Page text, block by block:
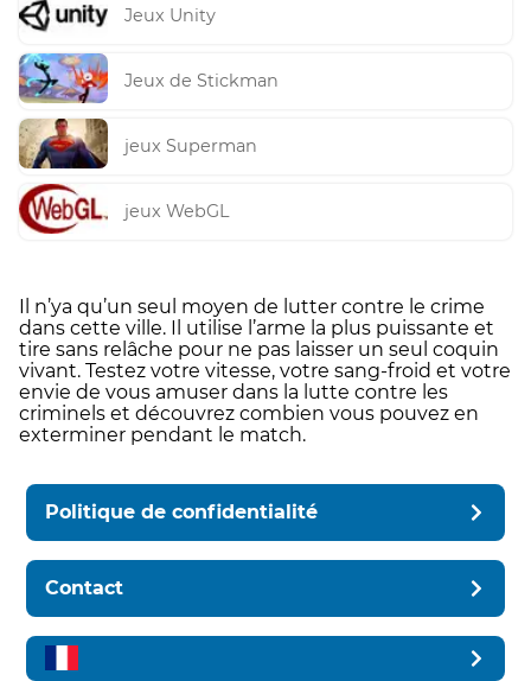
Jeux Unity
Jeux de Stickman
jeux Superman
jeux WebGL
Il n’ya qu’un seul moyen de lutter contre le crime
dans cette ville. Il utilise l’arme la plus puissante et
tire sans relâche pour ne pas laisser un seul coquin
vivant. Testez votre vitesse, votre sang-froid et votre
envie de vous amuser dans la lutte contre les
criminels et découvrez combien vous pouvez en
exterminer pendant le match.
Politique de confidentialité
Contact